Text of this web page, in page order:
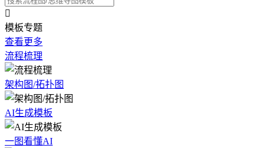

模板专题
查看更多
流程梳理
架构图/拓扑图
AI生成模板
一图看懂AI